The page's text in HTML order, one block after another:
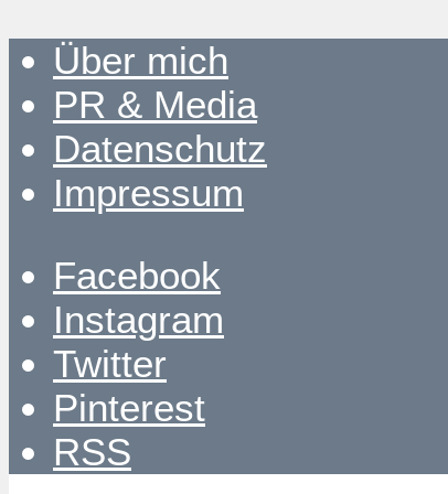
Über mich
PR & Media
Datenschutz
Impressum
Facebook
Instagram
Twitter
Pinterest
RSS